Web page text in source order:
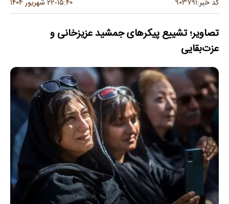
کد خبر:۹۰۳۷۹۱ ۱۵:۴۰-۲۲ شهریور ۱۴۰۴
تصاویر؛ تشییع پیکرهای جمشید عزیزخانی و
عزت‌بقایی